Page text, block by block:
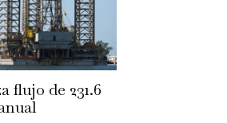
flujo de 231.6